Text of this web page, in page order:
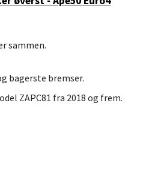
sammen.
bagerste bremser.
ZAPC81 fra 2018 og frem.